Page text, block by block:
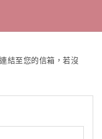
結至您的信箱，若沒